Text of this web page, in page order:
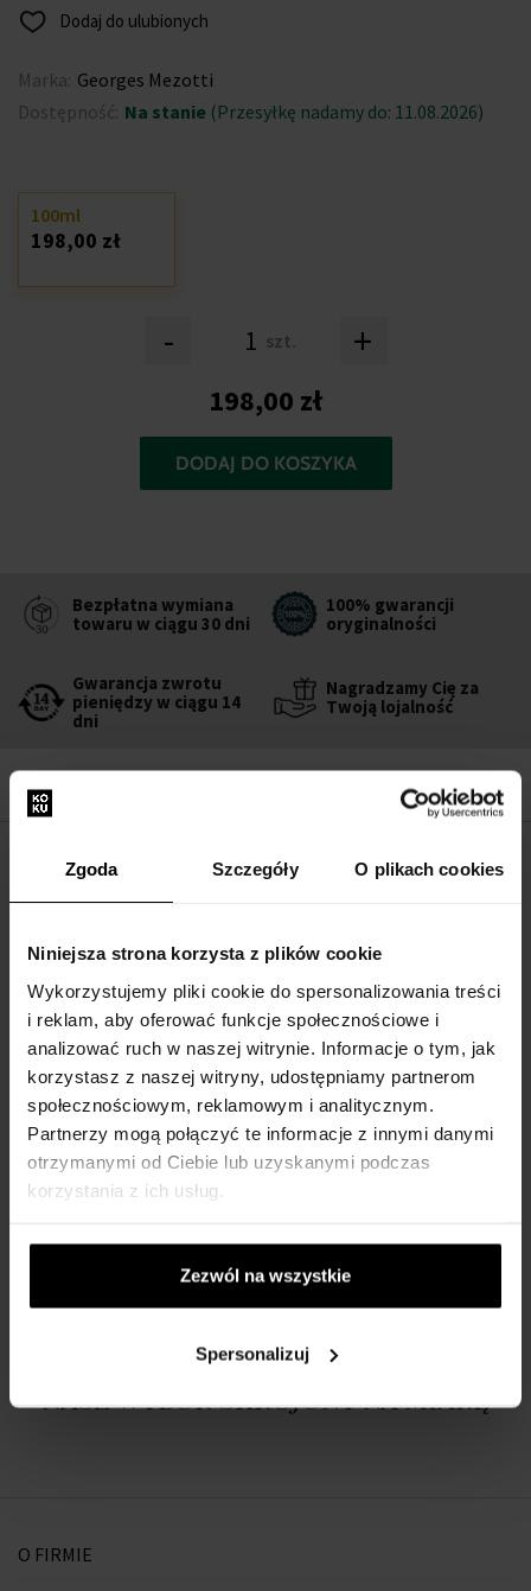
Zgoda Szczegóły O plikach cookies
Niniejsza strona korzysta z plików cookie
Wykorzystujemy pliki cookie do spersonalizowania treści
i reklam, aby oferować funkcje społecznościowe i
analizować ruch w naszej witrynie. Informacje o tym, jak
korzystasz z naszej witryny, udostępniamy partnerom
społecznościowym, reklamowym i analitycznym.
Partnerzy mogą połączyć te informacje z innymi danymi
otrzymanymi od Ciebie lub uzyskanymi podczas
korzystania z ich usług.
Zezwól na wszystkie
Spersonalizuj
Dodaj do ulubionych
Marka: Georges Mezotti
Dostępność: Na stanie (Przesyłkę nadamy do: 11.08.2026)
- szt. +
100ml
198,00 zł
198,00 zł
DODAJ DO KOSZYKA
Bezpłatna wymiana
towaru w ciągu 30 dni
100% gwarancji
oryginalności
Gwarancja zwrotu
pieniędzy w ciągu 14
dni
Nagradzamy Cię za
Twoją lojalność
Piękny, słodki i orzeźwiający zapach dla kobiet.
Nuty zapachowe:
Nuta głowy: cytryna amalfi, mięta
Nuta serca:jaśmin, różowy pieprz, piwonia
Nuta bazy: francuskie labdanum, cedr virginia, cukier
DETALE
Nasz wybór skrojony na miarę
O FIRMIE